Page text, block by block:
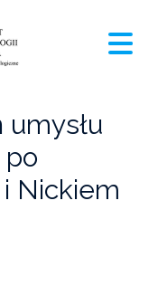
umysłu
po
Nickiem